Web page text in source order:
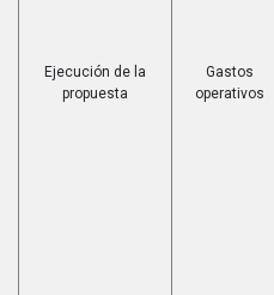
Ejecución de la
propuesta
Gastos
operativos